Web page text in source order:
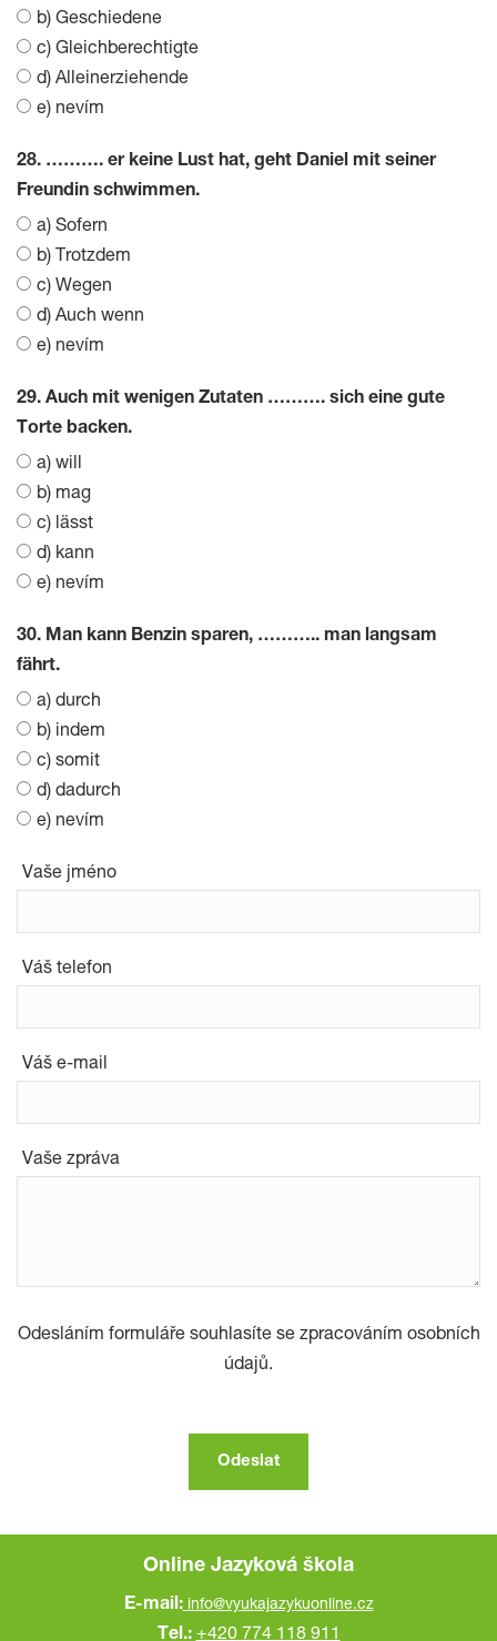
b) Geschiedene
c) Gleichberechtigte
d) Alleinerziehende
e) nevím
28. ………. er keine Lust hat, geht Daniel mit seiner
Freundin schwimmen.
a) Sofern
b) Trotzdem
c) Wegen
d) Auch wenn
e) nevím
29. Auch mit wenigen Zutaten ………. sich eine gute
Torte backen.
a) will
b) mag
c) lässt
d) kann
e) nevím
30. Man kann Benzin sparen, ……….. man langsam
fährt.
a) durch
b) indem
c) somit
d) dadurch
e) nevím
Vaše jméno
Váš telefon
Váš e-mail
Vaše zpráva
Odesláním formuláře souhlasíte se zpracováním osobních
údajů.
Online Jazyková škola
E-mail: info@vyukajazykuonline.cz
Tel.: +420 774 118 911